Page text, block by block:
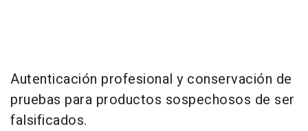
Autenticación profesional y conservación de
pruebas para productos sospechosos de ser
falsificados.